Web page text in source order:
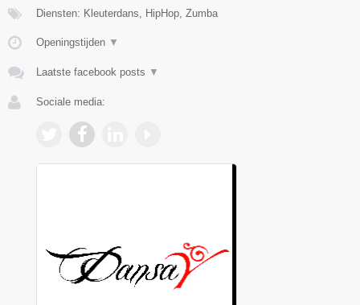
Diensten: Kleuterdans, HipHop, Zumba
Openingstijden ▼
Laatste facebook posts ▼
Sociale media: